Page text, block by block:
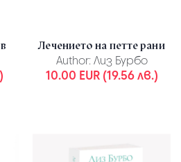
Лечението на петте рани
Author: Лиз Бурбо
10.00 EUR (19.56 лв.)